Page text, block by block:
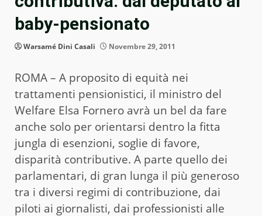
baby-pensionato
Warsamé Dini Casali Novembre 29, 2011
ROMA – A proposito di equità nei
trattamenti pensionistici, il ministro del
Welfare Elsa Fornero avrà un bel da fare
anche solo per orientarsi dentro la fitta
jungla di esenzioni, soglie di favore,
disparità contributive. A parte quello dei
parlamentari, di gran lunga il più generoso
tra i diversi regimi di contribuzione, dai
piloti ai giornalisti, dai professionisti alle